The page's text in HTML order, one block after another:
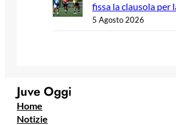
fissa la clausola per
5 Agosto 2026
Juve Oggi
Home
Notizie